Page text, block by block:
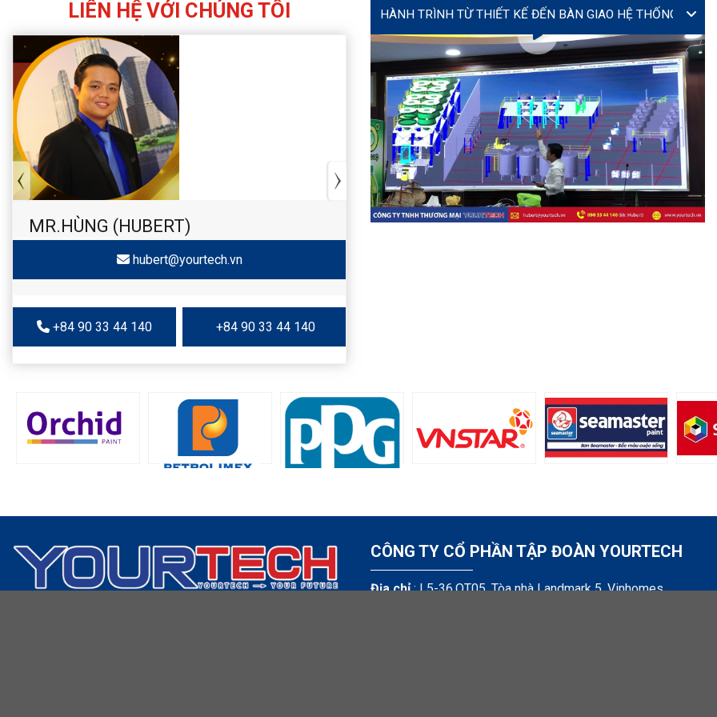
LIÊN HỆ VỚI CHÚNG TÔI
MR.HÙNG (HUBERT)
hubert@yourtech.vn
+84 90 33 44 140 +84 90 33 44 140
MS. TÚ (JENNY)
VIDEO
Lễ ký kết hợp tác giữa Yourtech và Tây Đô Long An tại
Coating Expo 2026
CÔNG TY CỔ PHẦN TẬP ĐOÀN YOURTECH
Địa chỉ: L5-36.OT05, Tòa nhà Landmark 5, Vinhomes